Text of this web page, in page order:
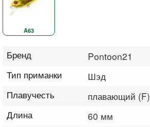
A63
Бренд
Pontoon21
Тип приманки
Шэд
Плавучесть
плавающий (F)
Длина
60 мм